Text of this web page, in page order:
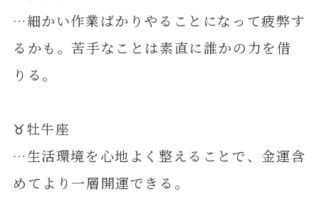
…細かい作業ばかりやることになって疲弊す
るかも。苦手なことは素直に誰かの力を借
りる。
♉️牡牛座
…生活環境を心地よく整えることで、金運含
めてより一層開運できる。